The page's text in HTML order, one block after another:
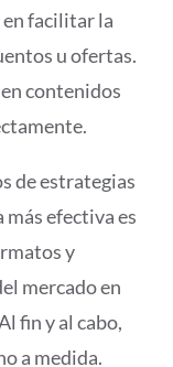
en facilitar la
u ofertas.
contenidos
de estrategias
efectiva es
y
mercado en
fin y al cabo,
a medida.